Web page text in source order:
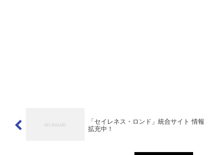
「セイレネス・ロンド」統合サイト 情報
拡充中！